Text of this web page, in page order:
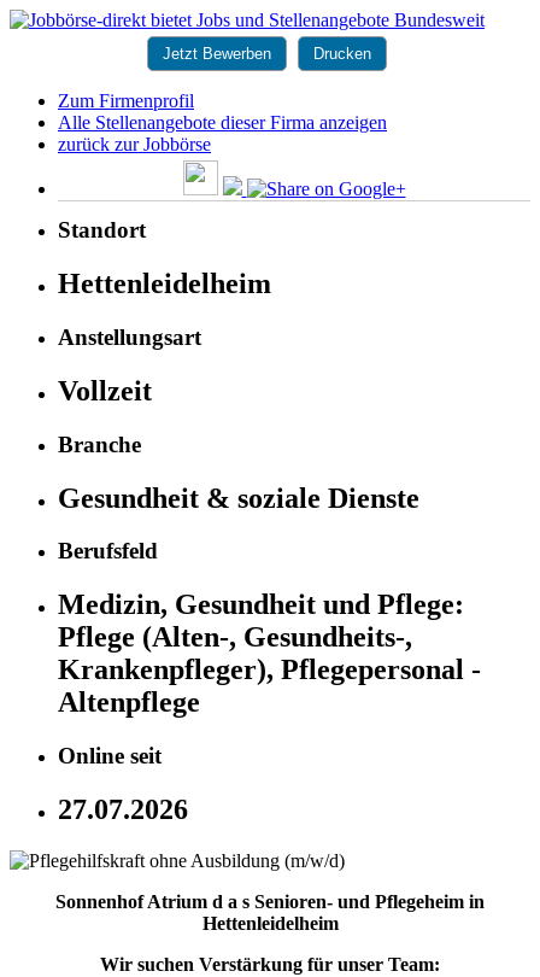
Jetzt Bewerben Drucken
Zum Firmenprofil
Alle Stellenangebote dieser Firma anzeigen
zurück zur Jobbörse
Standort
Hettenleidelheim
Anstellungsart
Vollzeit
Branche
Gesundheit & soziale Dienste
Berufsfeld
Medizin, Gesundheit und Pflege:
Pflege (Alten-, Gesundheits-,
Krankenpfleger), Pflegepersonal -
Altenpflege
Online seit
27.07.2026
Sonnenhof Atrium d a s Senioren- und Pflegeheim in
Hettenleidelheim
Wir suchen Verstärkung für unser Team: